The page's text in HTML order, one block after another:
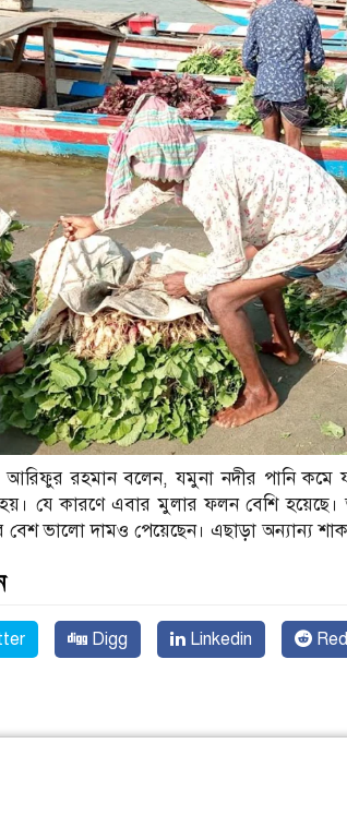
রহমান বলেন, যমুনা নদীর পানি কমে
হয়। যে কারণে এবার মুলার ফলন বেশি
ভালো দামও পেয়েছেন। এছাড়া অন্যান্য
Digg Linkedin